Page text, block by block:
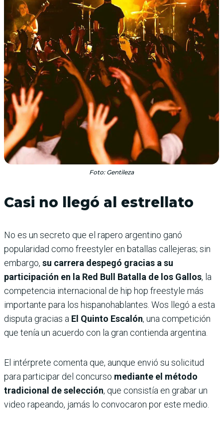
Foto: Gentileza
Casi no llegó al estrellato
No es un secreto que el rapero argentino ganó
popularidad como freestyler en batallas callejeras; sin
embargo, su carrera despegó gracias a su
participación en la Red Bull Batalla de los Gallos, la
competencia internacional de hip hop freestyle más
importante para los hispanohablantes. Wos llegó a esta
disputa gracias a El Quinto Escalón, una competición
que tenía un acuerdo con la gran contienda argentina.
El intérprete comenta que, aunque envió su solicitud
para participar del concurso mediante el método
tradicional de selección, que consistía en grabar un
video rapeando, jamás lo convocaron por este medio.